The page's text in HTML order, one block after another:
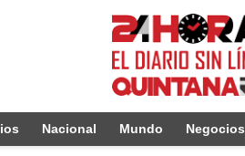
Nacional Mundo Negocios